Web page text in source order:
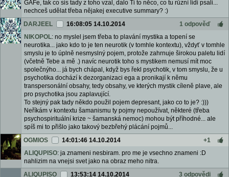
GAFe, tak co sis tady z toho vzal, dalo Ti to něco, co tu různí lidi psali...
nechceš udělat třeba nějakej executive summary? :)
DARJEEL
16:08:05 14.10.2014
1 odpověď
NIKOPOL: no myslel jsem třeba to plavání mystika a topení se
neurotika... jako kdo to je ten neurotik (v tomhle kontextu), vždyť v tomhle
smyslu je to úplně nesmyslný pojem, protože zahrnuje širokou paletu lidí
(včetně Tebe a mě .) navíc neurotik toho s mystikem nemusí mít moc
společnýho... já bych chápal, když bys řekl psychotik, v tom smyslu, že u
psychotika dochází k dezorganizaci ega a pronikají k němu
transpersonální obsahy, tedy obsahy, ve kterých mystik cíleně plave, ale
pro psychotika jsou zaplavující.
To stejný pak tady někdo použil pojem depresant, jako co to je? :)))
Neříkám v kontextu šamanismu ty pojmy nepoužívat, některé (třeba
psychospirituální krize ~ šamanská nemoc) mohou být příhodné... ale
spíš mi to přišlo jako takový bezbřehý plácání pojmů...
OGMIOS
14:01:46 14.10.2014
+1
ALIQUPISO: ja znameni nesbiram. pro me je vsechno znameni :D
nahlizim na vnejsi svet jako na obraz meho nitra.
ALIQUPISO
13:53:14 14.10.2014 3 odpovědi